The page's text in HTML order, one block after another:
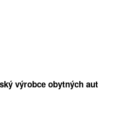
výrobce obytných aut